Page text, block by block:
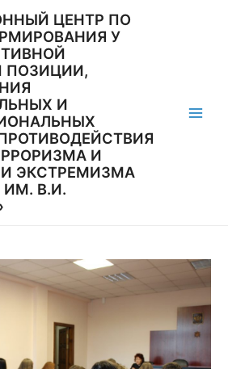
ЦЕНТР ПО
У
ПОЗИЦИИ,
И
И
ЭКСТРЕМИЗМА
ИМ. В.И.